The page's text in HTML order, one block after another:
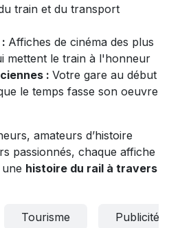
train et du transport
Affiches de cinéma des plus
mettent le train à l'honneur
: Votre gare au début
le temps fasse son oeuvre
amateurs d’histoire
passionnés, chaque affiche
histoire du rail à travers
Tourisme Publicité